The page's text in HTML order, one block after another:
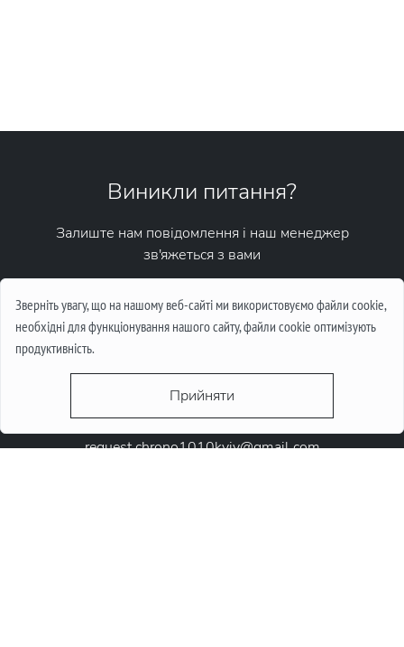
Зверніть увагу, що на нашому веб-сайті ми використовуємо файли cookie,
необхідні для функціонування нашого сайту, файли cookie оптимізують
продуктивність.
Прийняти
request.chrono1010kyiv@gmail.com
Виникли питання?
Залиште нам повідомлення і наш менеджер
зв'яжеться з вами
Написати повідомлення